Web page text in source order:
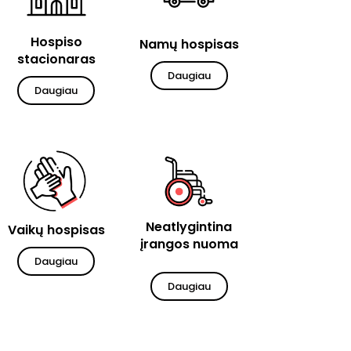
Hospiso
stacionaras
Daugiau
Namų hospisas
Daugiau
Vaikų hospisas
Daugiau
Neatlygintina
įrangos nuoma
Daugiau